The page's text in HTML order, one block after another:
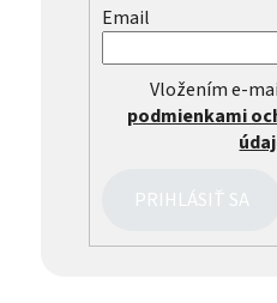
Email
Vložením e-
podmienkami
PRIHLÁSIŤ SA